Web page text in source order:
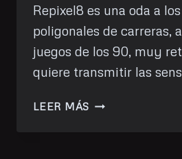
Repixel8 es una oda a
poligonales de carreras,
juegos de los 90, muy
quiere transmitir las
LEER MÁS (NEXT